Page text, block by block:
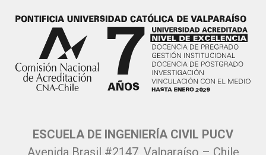
ESCUELA DE INGENIERÍA CIVIL PUCV
Avenida Brasil #2147, Valparaíso – Chile